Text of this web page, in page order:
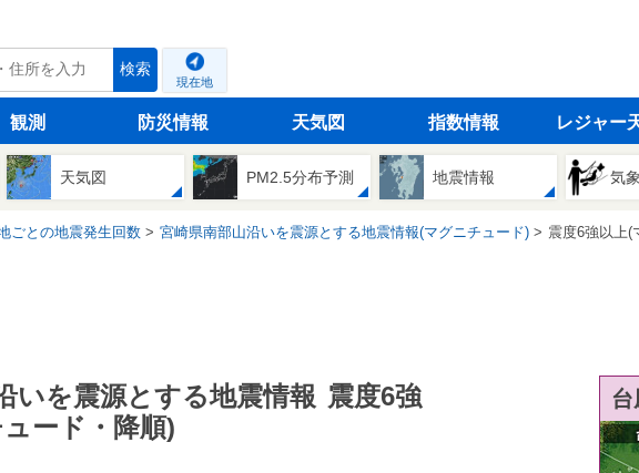
検索
現在地
観測 防災情報 天気図 指数情報 レジャー
天気図 PM2.5分布予測 地震情報 気
ごとの地震発生回数 宮崎県南部山沿いを震源とする地震情報(マグニチュード) 震度6強以上(
いを震源とする地震情報 震度6強
ード・降順)